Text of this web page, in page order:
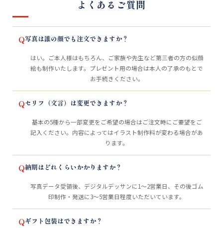
よくあるご質問
Q写真は誰の顔でも注文できますか？
はい。ご本人様はもちろん、ご家族や先生など第三者の方の似顔
絵も制作いたします。プレゼント用の場合は本人の了承のもとで
お手続きください。
Qセリフ（文言）は変更できますか？
基本の5種から一部変更をご希望の場合はご注文時にご要望をご
記入ください。内容によってはイラスト制作料が変わる場合があ
ります。
Q納期はどれくらいかかりますか？
写真データ受領後、デジタルデッサンに1～2営業日、その後ゴム
印制作・発送に3～5営業日程度いただいています。
Qギフト包装はできますか？